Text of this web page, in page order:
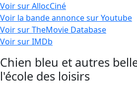
Voir sur AllocCiné
Voir la bande annonce sur Youtube
Voir sur TheMovie Database
Voir sur IMDb
Chien bleu et autres
l'école des loisirs